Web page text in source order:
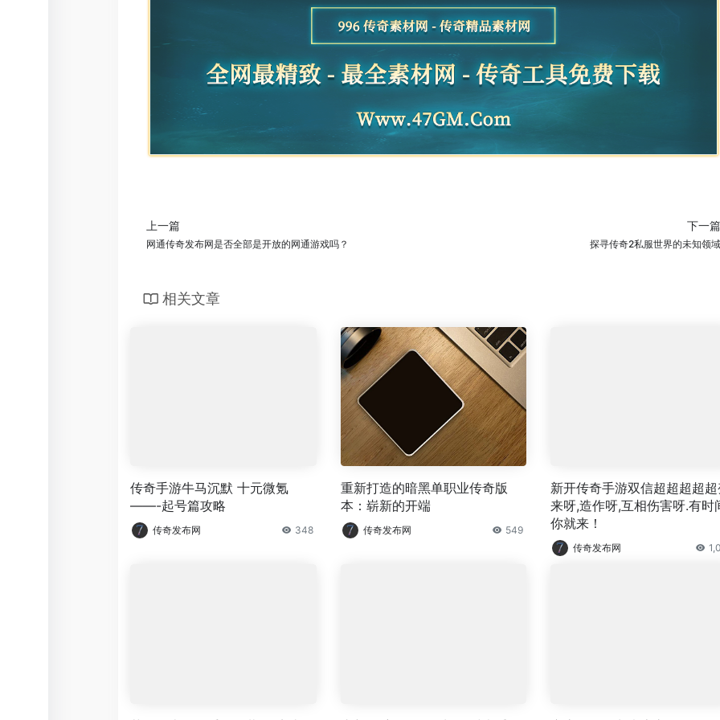
上一篇
网通传奇发布网是否全部是开放的网通游戏吗？
下一篇
探寻传奇2私服世界的未知领域
相关文章
传奇手游牛马沉默 十元微氪
——-起号篇攻略
传奇发布网 348
重新打造的暗黑单职业传奇版
本：崭新的开端
传奇发布网 549
新开传奇手游双信超超超超
来呀,造作呀,互相伤害呀.有时
你就来！
传奇发布网